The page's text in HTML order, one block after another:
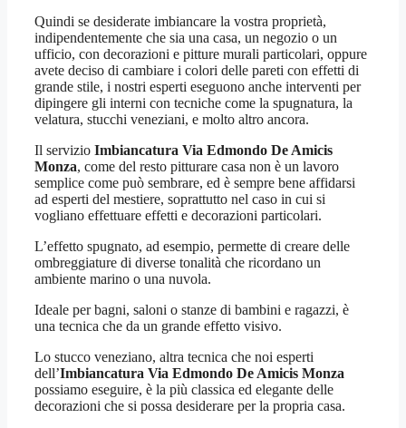
Quindi se desiderate imbiancare la vostra proprietà,
indipendentemente che sia una casa, un negozio o un
ufficio, con decorazioni e pitture murali particolari, oppure
avete deciso di cambiare i colori delle pareti con effetti di
grande stile, i nostri esperti eseguono anche interventi per
dipingere gli interni con tecniche come la spugnatura, la
velatura, stucchi veneziani, e molto altro ancora.
Il servizio Imbiancatura Via Edmondo De Amicis
Monza, come del resto pitturare casa non è un lavoro
semplice come può sembrare, ed è sempre bene affidarsi
ad esperti del mestiere, soprattutto nel caso in cui si
vogliano effettuare effetti e decorazioni particolari.
L’effetto spugnato, ad esempio, permette di creare delle
ombreggiature di diverse tonalità che ricordano un
ambiente marino o una nuvola.
Ideale per bagni, saloni o stanze di bambini e ragazzi, è
una tecnica che da un grande effetto visivo.
Lo stucco veneziano, altra tecnica che noi esperti
dell’Imbiancatura Via Edmondo De Amicis Monza
possiamo eseguire, è la più classica ed elegante delle
decorazioni che si possa desiderare per la propria casa.